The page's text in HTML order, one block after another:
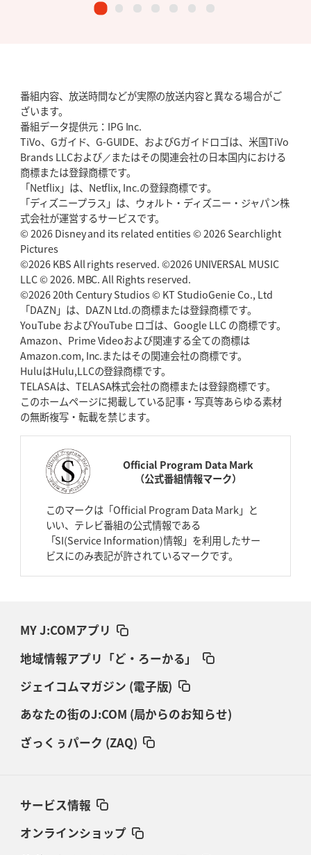
番組内容、放送時間などが実際の放送内容と異なる場合がご
ざいます。
番組データ提供元：IPG Inc.
TiVo、Gガイド、G-GUIDE、およびGガイドロゴは、米国TiVo
Brands LLCおよび／またはその関連会社の日本国内における
商標または登録商標です。
「Netflix」は、Netflix, Inc.の登録商標です。
「ディズニープラス」は、ウォルト・ディズニー・ジャパン株
式会社が運営するサービスです。
© 2026 Disney and its related entities © 2026 Searchlight
Pictures
©2026 KBS All rights reserved. ©2026 UNIVERSAL MUSIC
LLC © 2026. MBC. All Rights reserved.
©2026 20th Century Studios © KT StudioGenie Co., Ltd
「DAZN」は、DAZN Ltd.の商標または登録商標です。
YouTube およびYouTube ロゴは、Google LLC の商標です。
Amazon、Prime Videoおよび関連する全ての商標は
Amazon.com, Inc.またはその関連会社の商標です。
HuluはHulu,LLCの登録商標です。
TELASAは、TELASA株式会社の商標または登録商標です。
このホームページに掲載している記事・写真等あらゆる素材
の無断複写・転載を禁じます。
Official Program Data Mark
（公式番組情報マーク）
このマークは「Official Program Data Mark」と
いい、テレビ番組の公式情報である
「SI(Service Information)情報」を利用したサー
ビスにのみ表記が許されているマークです。
MY J:COMアプリ
地域情報アプリ「ど・ろーかる」
ジェイコムマガジン (電子版)
あなたの街のJ:COM (局からのお知らせ)
ざっくぅパーク (ZAQ)
サービス情報
オンラインショップ